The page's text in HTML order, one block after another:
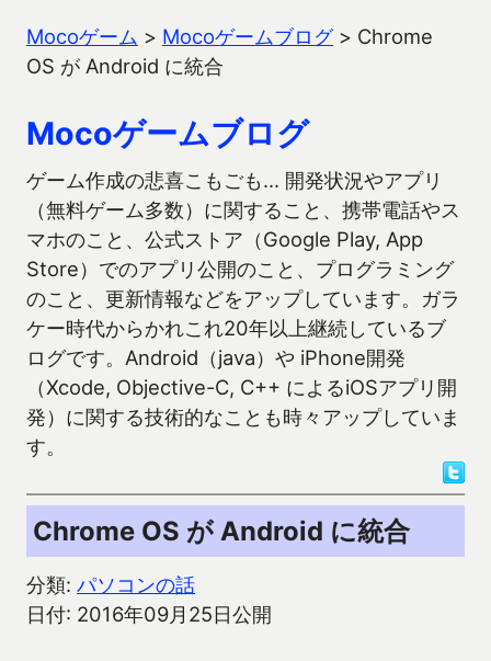
Mocoゲーム > Mocoゲームブログ> Chrome
OS が Android に統合
Mocoゲームブログ
ゲーム作成の悲喜こもごも… 開発状況やアプリ
（無料ゲーム多数）に関すること、携帯電話やス
マホのこと、公式ストア（Google Play, App
Store）でのアプリ公開のこと、プログラミング
のこと、更新情報などをアップしています。ガラ
ケー時代からかれこれ20年以上継続しているブ
ログです。Android（java）や iPhone開発
（Xcode, Objective-C, C++ によるiOSアプリ開
発）に関する技術的なことも時々アップしていま
す。
Chrome OS が Android に統合
分類: パソコンの話
日付: 2016年09月25日公開